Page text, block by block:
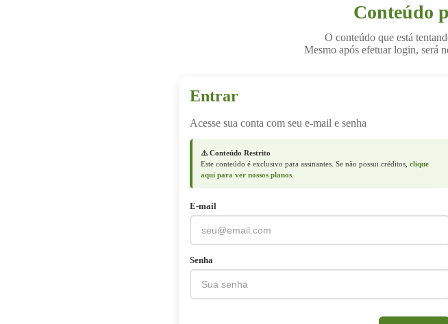
Conteúdo
O conteúdo que está
Mesmo após efetuar login, será
Entrar
Acesse sua conta com seu e-mail e senha
⚠️ Conteúdo Restrito
Este conteúdo é exclusivo para assinantes. Se não possui créditos, clique
aqui para ver nossos planos
E-mail
Senha